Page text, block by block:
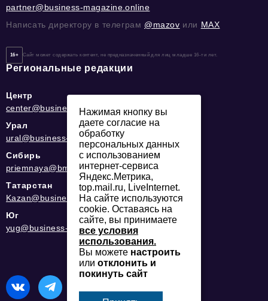
partner@business-magazine.online
Написать директору в телеграм @mazov или MAX
16+ Сайт может содержать контент, не предназначенный для лиц младше 16-ти лет.
Региональные редакции
Центр
center@business-magazine.online
Урал
ural@business-magazine.online
Сибирь
priemnaya@bmag42.ru
Татарстан
Kazan@business-magazine.online
Юг
yug@business-magazine.online
Нажимая кнопку вы
даете согласие на
обработку
персональных данных
с использованием
интернет-сервиса
Яндекс.Метрика,
top.mail.ru, LiveInternet.
На сайте используются
cookie. Оставаясь на
сайте, вы принимаете
все условия
использования.
Вы можете настроить
или отклонить и
покинуть сайт